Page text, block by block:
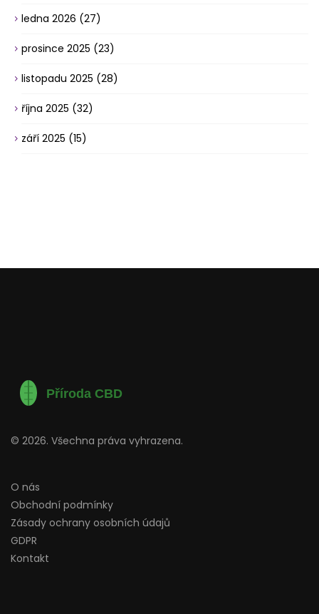
ledna 2026 (27)
prosince 2025 (23)
listopadu 2025 (28)
října 2025 (32)
září 2025 (15)
© 2026. Všechna práva vyhrazena.
O nás
Obchodní podmínky
Zásady ochrany osobních údajů
GDPR
Kontakt